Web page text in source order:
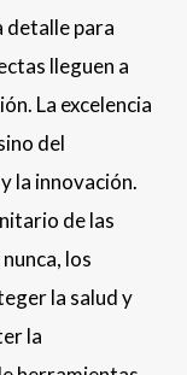
detalle para
lleguen a
La excelencia
del
la innovación.
de las
los
la salud y
la